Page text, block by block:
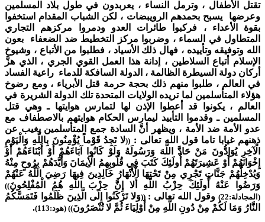
تقتل الأطفال ، وترمل النساء ، يعربدون في طول بلاد المسلمين
وعرضها يسبح بحمدهم الرويبضات ، لكن الشباب المقدام استخفوا
بقوة الأعداء ، فركبوا طائرات العدو ودمروا مركزهم التجاري
المتطاول في السماء ، وضربوا مركز التخطيط ضد الضعفاء بعون
الله وتوفيقه وتأييده ، فهال ذلك الأسياد ، فطلبوا من الأتباع ، وشيوخ
الإسلام أتباع السلاطين ، إدانة هذا العمل القوي الجري ، الذي هزَّ
أركان دولة السيطرة الظالمة ، الدولة السافكة للدماء راعية الفساد
في العالم ، طلبوا منهم ذلك بحجة حرمة قتل الأبرياء ، ومع رضوخ
هؤلاء المتأسلمين لما تريده الولايات المتحدة تلك الدولة الشريرة في
العالم ، يكونوا قد أعطوا الإذن لها لتمارس هوايتها ـ وهي قتل
المسلمين ـ وقدموا التأييد ليمارس الحكام هوايتهم بالاصطفاف مع
عدو الأمة ضد الأمة ، ويظهر أنَّ السادة جمع المتأسلمين يغيب عن
ذهنهم غيابا تاما قول الله تعالى : ((لا تَجِدُ قَوْماً يُؤْمِنُونَ بِاللَّهِ وَالْيَوْمِ
الْآخِرِ يُوَادُّونَ مَنْ حَادَّ اللَّهَ وَرَسُولَهُ وَلَوْ كَانُوا آبَاءَهُمْ أَوْ أَبْنَاءَهُمْ أَوْ
إِخْوَانَهُمْ أَوْ عَشِيرَتَهُمْ أُولَئِكَ كَتَبَ فِي قُلُوبِهِمُ الْأِيمَانَ وَأَيَّدَهُمْ بِرُوحٍ مِنْهُ
وَيُدْخِلُهُمْ جَنَّاتٍ تَجْرِي مِنْ تَحْتِهَا الْأَنْهَارُ خَالِدِينَ فِيهَا رَضِيَ اللَّهُ عَنْهُمْ
وَرَضُوا عَنْهُ أُولَئِكَ حِزْبُ اللَّهِ أَلا إِنَّ حِزْبَ اللَّهِ هُمُ الْمُفْلِحُونَ))
(المجادلة:22)
وقول الله تعالى : ((وَلا تَرْكَنُوا إِلَى الَّذِينَ ظَلَمُوا فَتَمَسَّكُمُ
النَّارُ وَمَا لَكُمْ مِنْ دُونِ اللَّهِ مِنْ أَوْلِيَاءَ ثُمَّ لا تُنْصَرُونَ)) (هود:113) .